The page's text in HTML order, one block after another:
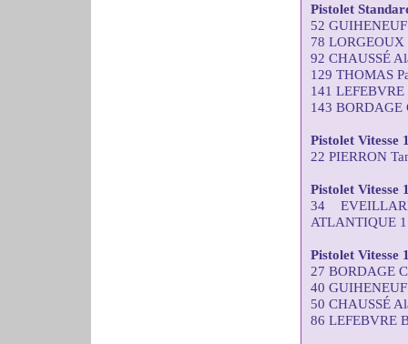
Pistolet
52
78 LORGEOUX
92 CHAUSSÉ
129 THOMAS
141
143 BORDAGE
Pistolet Vitesse
22 PIERRON
Pistolet Vitesse
34
ATLANTIQUE
Pistolet Vitesse
27 BORDAGE
40
50 CHAUSSÉ
86 LEFEBVRE